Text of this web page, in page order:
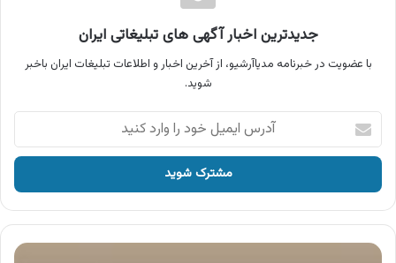
جدیدترین اخبار آگهی های تبلیغاتی ایران
با عضویت در خبرنامه مدیاآرشیو، از آخرین اخبار و اطلاعات تبلیغات ایران باخبر
شوید.
آدرس
ایمیل
خود
وارد
کنید
آگهی